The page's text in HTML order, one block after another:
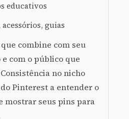
educativos
acessórios, guias
combine com seu
com o público que
no nicho
Pinterest a entender o
mostrar seus pins para